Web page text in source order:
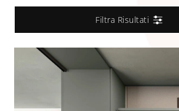
Filtra Risultati